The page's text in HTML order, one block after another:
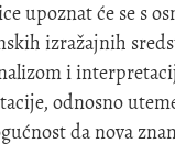
upoznat će se s
izražajnih
i
odnosno
da nova